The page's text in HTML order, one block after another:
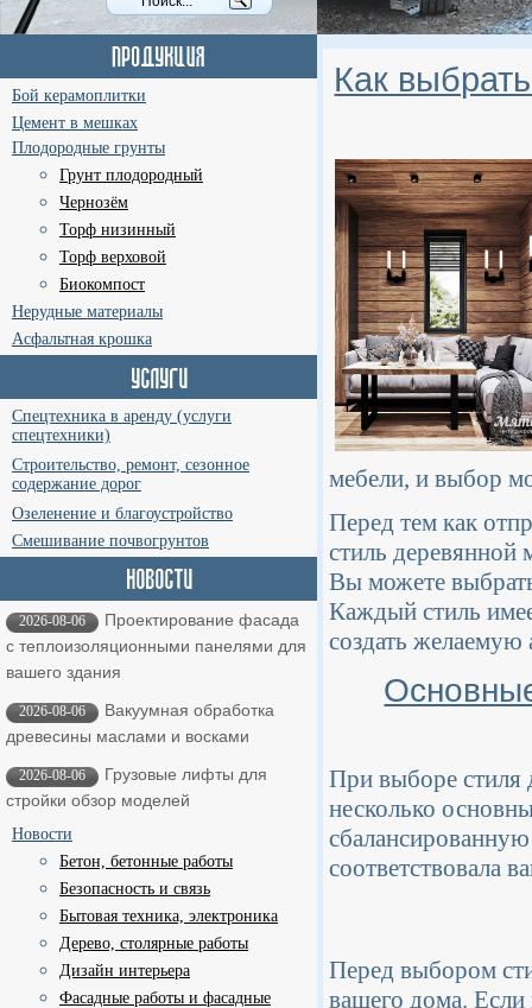
Бой керамоплитки
Цемент в мешках
Плодородные грунты
Грунт плодородный
Чернозём
Торф низинный
Торф верховой
Биокомпост
Нерудные материалы
Асфальтная крошка
Спецтехника в аренду (услуги
спецтехники)
Строительство, ремонт, сезонное
содержание дорог
Озеленение и благоустройство
Смешивание почвогрунтов
2026-08-06
Проектирование фасада
с теплоизоляционными панелями для
вашего здания
2026-08-06
Вакуумная обработка
древесины маслами и восками
2026-08-06
Грузовые лифты для
стройки обзор моделей
Новости
Бетон, бетонные работы
Безопасность и связь
Бытовая техника, электроника
Дерево, столярные работы
Дизайн интерьера
Фасадные работы и фасадные
Как
мебели, и выбор
Перед тем как
стиль
Вы можете
Каждый стиль
создать желаемую
При выборе стиля
несколько
соответствовала
Перед выбором
вашего дома.